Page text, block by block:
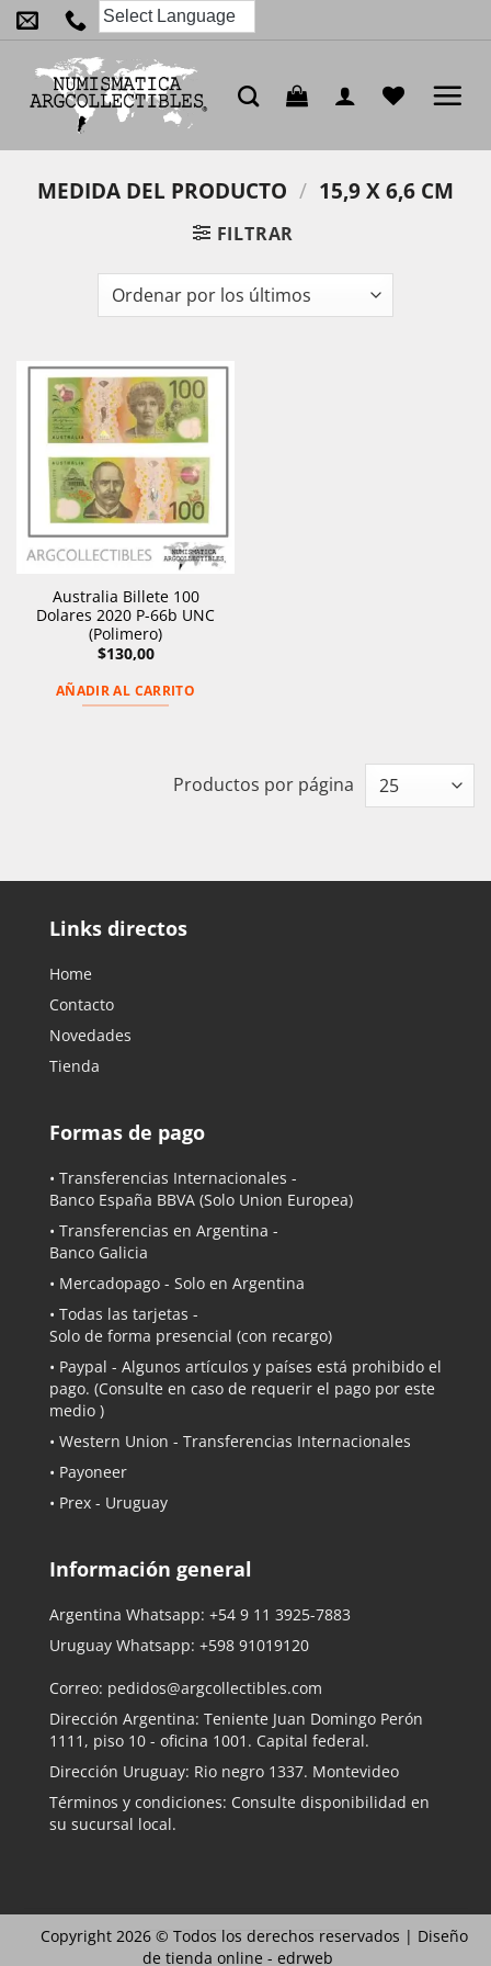
Saltar
al
contenido
MEDIDA DEL PRODUCTO / 15,9 X 6,6 CM
FILTRAR
Australia Billete 100
Dolares 2020 P-66b UNC
(Polimero)
$130,00
AÑADIR AL CARRITO
Productos por página
Links directos
Home
Contacto
Novedades
Tienda
Formas de pago
• Transferencias Internacionales -
Banco España BBVA (Solo Union Europea)
• Transferencias en Argentina -
Banco Galicia
• Mercadopago - Solo en Argentina
• Todas las tarjetas -
Solo de forma presencial (con recargo)
• Paypal - Algunos artículos y países está prohibido el
pago. (Consulte en caso de requerir el pago por este
medio )
• Western Union - Transferencias Internacionales
• Payoneer
• Prex - Uruguay
Información general
Argentina Whatsapp: +54 9 11 3925-7883
Uruguay Whatsapp: +598 91019120
Correo: pedidos@argcollectibles.com
Dirección Argentina: Teniente Juan Domingo Perón
1111, piso 10 - oficina 1001. Capital federal.
Dirección Uruguay: Rio negro 1337. Montevideo
Términos y condiciones: Consulte disponibilidad en
su sucursal local.
Copyright 2026 © Todos los derechos reservados | Diseño
de tienda online - edrweb